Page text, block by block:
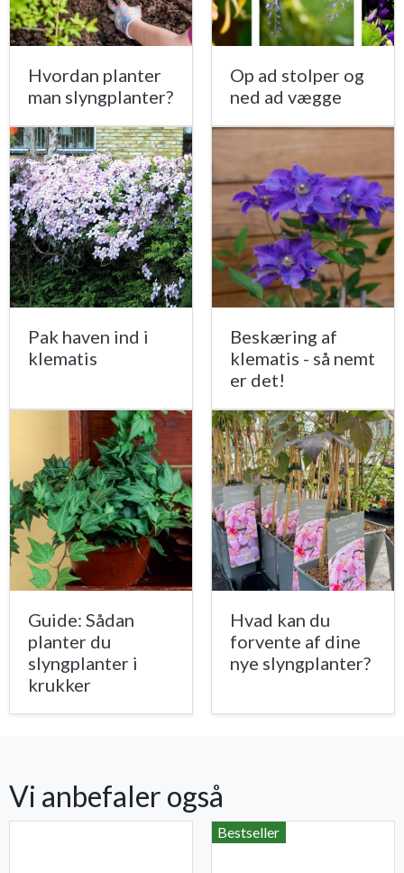
Hvordan planter
man slyngplanter?
Op ad stolper og
ned ad vægge
Pak haven ind i
klematis
Beskæring af
klematis - så nemt
er det!
Guide: Sådan
planter du
slyngplanter i
krukker
Hvad kan du
forvente af dine
nye slyngplanter?
Vi anbefaler også
Bestseller